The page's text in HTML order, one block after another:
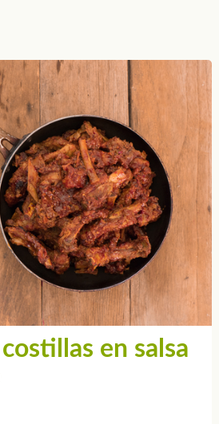
en salsa